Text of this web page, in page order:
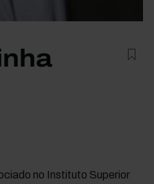
no Instituto Superior